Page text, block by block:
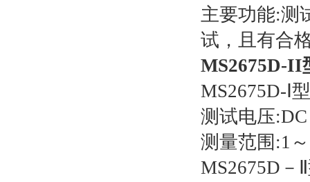
主要功能:测
试，且有合
MS2675D-II
MS2675D-Ⅰ型
测试电压
测量范
MS2675D－